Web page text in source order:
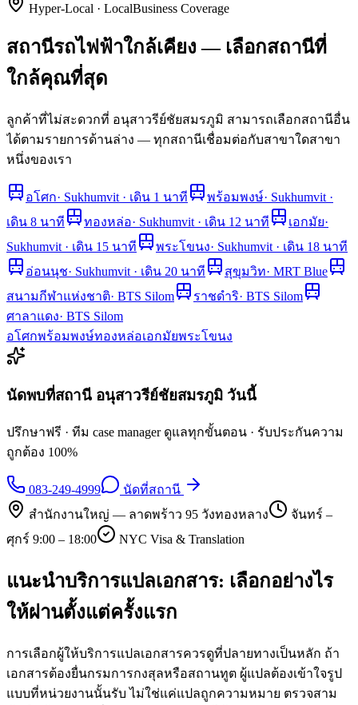
Hyper-Local · LocalBusiness Coverage
สถานีรถไฟฟ้าใกล้เคียง — เลือกสถานีที่
ใกล้คุณที่สุด
ลูกค้าที่ไม่สะดวกที่ อนุสาวรีย์ชัยสมรภูมิ สามารถเลือกสถานีอื่น
ได้ตามรายการด้านล่าง — ทุกสถานีเชื่อมต่อกับสาขาใดสาขา
หนึ่งของเรา
อโศก· Sukhumvit · เดิน 1 นาที พร้อมพงษ์· Sukhumvit ·
เดิน 8 นาที
ทองหล่อ· Sukhumvit · เดิน 12 นาที เอกมัย·
Sukhumvit · เดิน 15 นาที
พระโขนง· Sukhumvit · เดิน 18 นาที
อ่อนนุช· Sukhumvit · เดิน 20 นาที สุขุมวิท· MRT Blue
สนามกีฬาแห่งชาติ· BTS Silom ราชดำริ· BTS Silom
ศาลาแดง· BTS Silom
อโศกพร้อมพงษ์ทองหล่อเอกมัยพระโขนง
นัดพบที่สถานี อนุสาวรีย์ชัยสมรภูมิ วันนี้
ปรึกษาฟรี · ทีม case manager ดูแลทุกขั้นตอน · รับประกันความ
ถูกต้อง 100%
083-249-4999
นัดที่สถานี
สำนักงานใหญ่ — ลาดพร้าว 95 วังทองหลาง
จันทร์ –
ศุกร์ 9:00 – 18:00
NYC Visa & Translation
แนะนำบริการแปลเอกสาร: เลือกอย่างไร
ให้ผ่านตั้งแต่ครั้งแรก
การเลือกผู้ให้บริการแปลเอกสารควรดูที่ปลายทางเป็นหลัก ถ้า
เอกสารต้องยื่นกรมการกงสุลหรือสถานทูต ผู้แปลต้องเข้าใจรูป
แบบที่หน่วยงานนั้นรับ ไม่ใช่แค่แปลถูกความหมาย ตรวจสาม